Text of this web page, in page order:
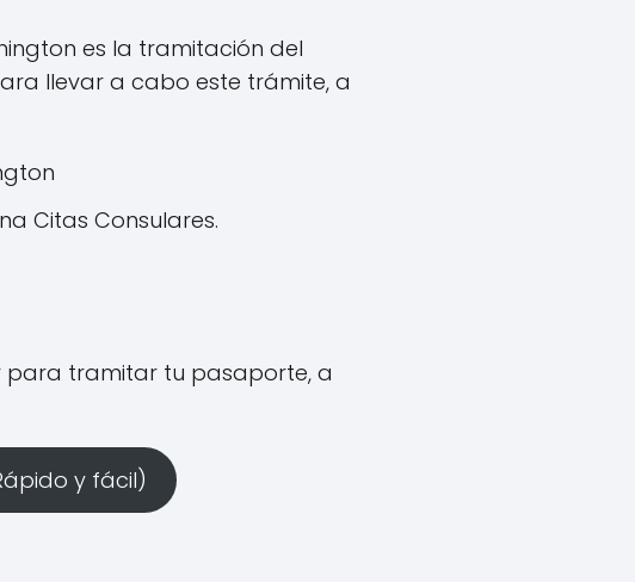
es la tramitación del
llevar a cabo este trámite, a
Citas Consulares.
para tramitar tu pasaporte, a
y fácil)